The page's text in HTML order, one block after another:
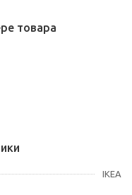
товара
IKEA